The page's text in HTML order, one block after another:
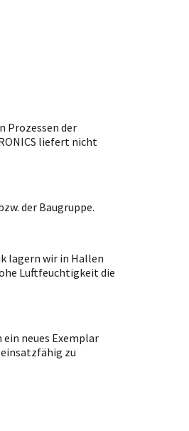
Prozessen der
liefert nicht
der Baugruppe.
lagern wir in Hallen
Luftfeuchtigkeit die
ein neues Exemplar
zu